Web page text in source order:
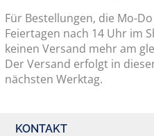
Für Bestellungen, die Mo-
Feiertagen nach 14 Uhr im
keinen Versand mehr am
Der Versand erfolgt in
nächsten Werktag.
KONTAKT